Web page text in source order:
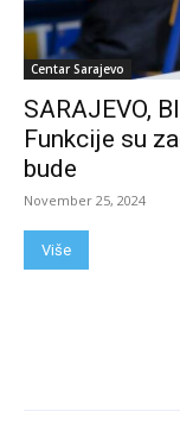
Centar Sarajevo
SARAJEVO,
Funkcije su
bude
November 25, 2024
Više